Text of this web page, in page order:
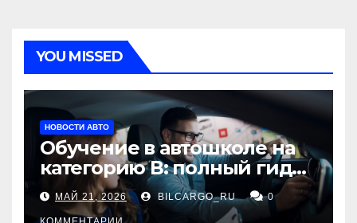
YOU MISSED
НОВОСТИ АВТО
Обучение в автошколе на
категорию В: полный гид
для будущих водителей
МАЙ 21, 2026 BILCARGO_RU 0